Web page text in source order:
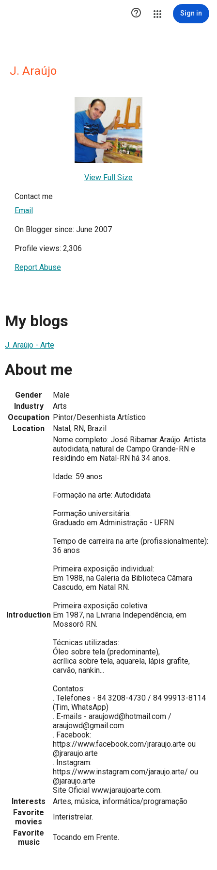
 Sign in
J. Araújo
View Full Size
Contact me
Email
On Blogger since: June 2007
Profile views: 2,306
Report Abuse
My blogs
J. Araújo - Arte
About me
Gender
Male
Industry
Arts
Occupation Pintor/Desenhista Artístico
Location
Natal, RN, Brazil
Introduction
Nome completo: José Ribamar Araújo. Artista
autodidata, natural de Campo Grande-RN e
residindo em Natal-RN há 34 anos.
Idade: 59 anos
Formação na arte: Autodidata
Formação universitária:
Graduado em Administração - UFRN
Tempo de carreira na arte (profissionalmente):
36 anos
Primeira exposição individual:
Em 1988, na Galeria da Biblioteca Câmara
Cascudo, em Natal RN.
Primeira exposição coletiva:
Em 1987, na Livraria Independência, em
Mossoró RN.
Técnicas utilizadas:
Óleo sobre tela (predominante),
acrílica sobre tela, aquarela, lápis grafite,
carvão, nankin...
Contatos:
. Telefones - 84 3208-4730 / 84 99913-8114
(Tim, WhatsApp)
. E-mails - araujowd@hotmail.com /
araujowd@gmail.com
. Facebook:
https://www.facebook.com/jraraujo.arte ou
@jraraujo.arte
. Instagram:
https://www.instagram.com/jaraujo.arte/ ou
@jaraujo.arte
Site Oficial www.jaraujoarte.com.
Interests
Artes, música, informática/programação
Favorite
movies
Interistrelar.
Favorite
music
Tocando em Frente.